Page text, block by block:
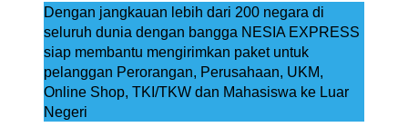
Dengan jangkauan lebih dari 200 negara di
seluruh dunia dengan bangga NESIA EXPRESS
siap membantu mengirimkan paket untuk
pelanggan Perorangan, Perusahaan, UKM,
Online Shop, TKI/TKW dan Mahasiswa ke Luar
Negeri